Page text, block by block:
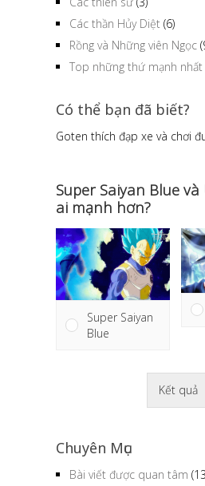
Các thần Hủy Diệt (6)
Rồng và Những viên Ngọc
Top những thứ mạnh nhất
Có thể bạn đã biết?
Goten thích đạp xe và chơi
Super Saiyan Blue
ai mạnh hơn?
Super Saiyan
Blue
Kết quả
Chuyên Mục
Bài viết được quan tâm